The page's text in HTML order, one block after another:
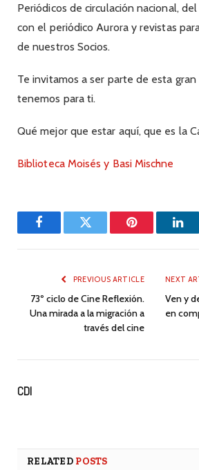
Periódicos de circulación nacional,
con el periódico Aurora y revistas
de nuestros Socios.
Te invitamos a ser parte de esta
tenemos para ti.
Qué mejor que estar aquí, que es la
Biblioteca Moisés y Basi Mischne
FacebookTwitter Pinterest
PREVIOUS ARTICLE
73º ciclo de Cine Reflexión.
Una mirada a la migración a
través del cine
NEXT
Ven y
en
CDI
RELATED POSTS